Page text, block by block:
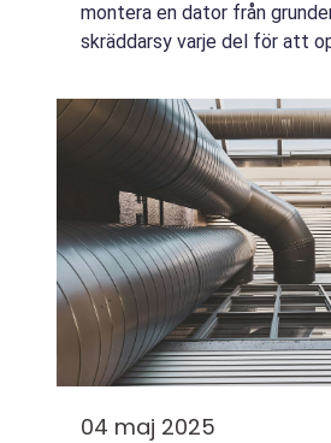
montera en dator från
skräddarsy varje del för att
anpassa...
04 maj 2025